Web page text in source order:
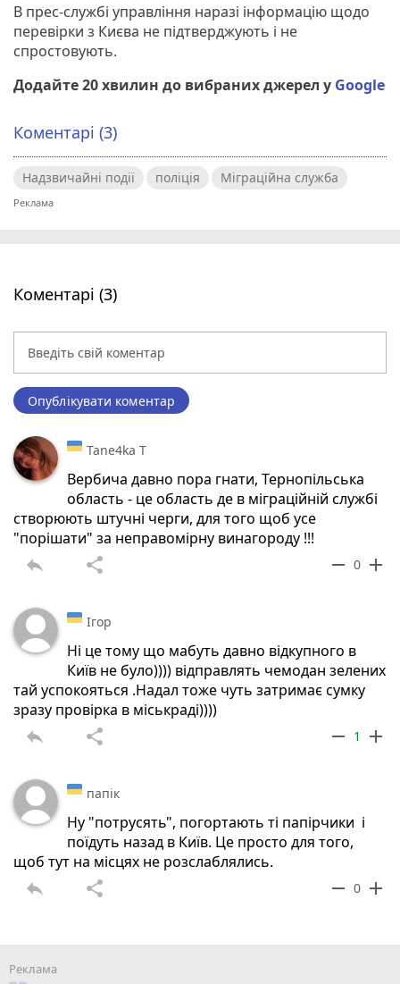
В прес-службі управління наразі інформацію щодо
перевірки з Києва не підтверджують і не
спростовують.
Додайте 20 хвилин до вибраних джерел у Google
Коментарі (3)
Надзвичайні події поліція Міграційна служба
Коментарі (3)
Опублікувати коментар
Tane4ka T
Вербича давно пора гнати, Тернопільська
область - це область де в міграційній службі
створюють штучні черги, для того щоб усе
"порішати" за неправомірну винагороду !!!
reply share remove 0 add
Ігор
Ні це тому що мабуть давно відкупного в
Київ не було)))) відправлять чемодан зелених
тай успокояться .Надал тоже чуть затримає сумку
зразу провірка в міськраді))))
reply share remove 1 add
папік
Ну "потрусять", погортають ті папірчики і
поїдуть назад в Київ. Це просто для того,
щоб тут на місцях не розслаблялись.
reply share remove 0 add